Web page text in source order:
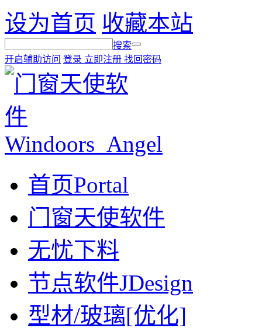
设为首页 收藏本站
搜索
开启辅助访问 登录 立即注册 找回密码
首页Portal
门窗天使软件
无忧下料
节点软件JDesign
型材/玻璃[优化]